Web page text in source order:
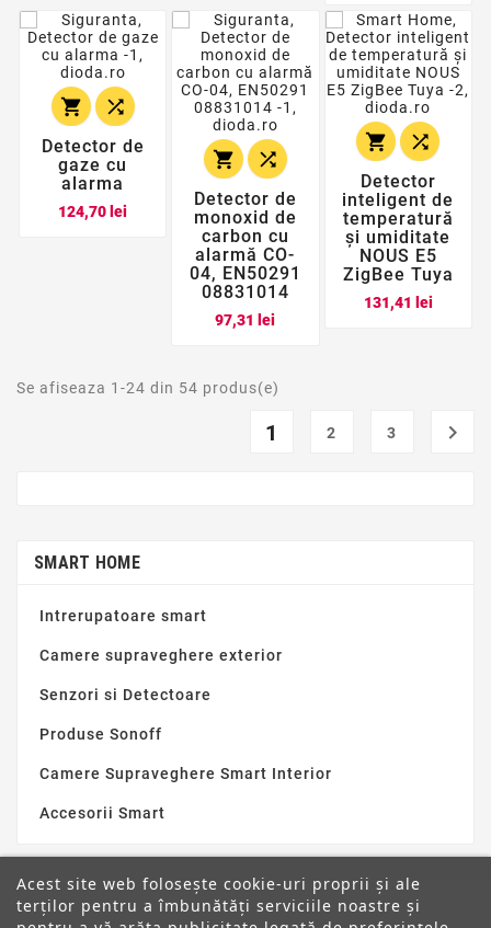
 
Detector de
gaze cu
alarma
124,70 lei
 
Detector de
monoxid de
carbon cu
alarmă CO-
04, EN50291
08831014
97,31 lei
 
Detector
inteligent de
temperatură
și umiditate
NOUS E5
ZigBee Tuya
131,41 leiPret
Se afiseaza 1-24 din 54 produs(e)
1 2 3 
SMART HOME
Intrerupatoare smart
Camere supraveghere exterior
Senzori si Detectoare
Produse Sonoff
Camere Supraveghere Smart Interior
Accesorii Smart
Acest site web folosește cookie-uri proprii și ale
terților pentru a îmbunătăți serviciile noastre și